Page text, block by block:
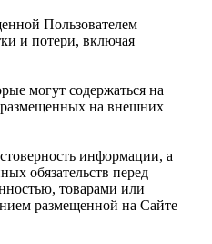
Пользователем
и потери, включая
могут содержаться на
размещенных на внешних
информации, а
обязательств перед
товарами или
размещенной на Сайте